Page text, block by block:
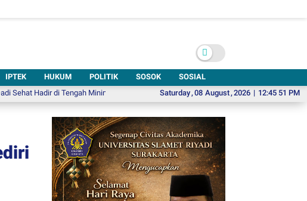
IPTEK HUKUM POLITIK SOSOK
SOSIAL
Saturday,08 August,2026 | 12:45 53 PM
di Tengah Minimnya Fasilitas Kesehatan Kawasan Jeruk Sawit Hadiri Emparty